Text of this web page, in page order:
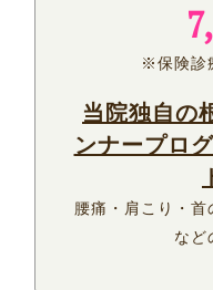
※保険診
当院独自の
ンナープロ
腰痛・肩こり・
など